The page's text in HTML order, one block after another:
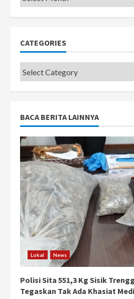
CATEGORIES
Categories
BACA BERITA LAINNYA
Lokal News
Polisi Sita 551,3 Kg Sisik
Tegaskan Tak Ada Khasiat